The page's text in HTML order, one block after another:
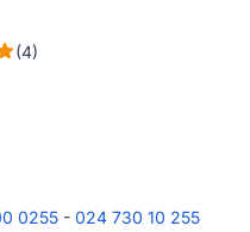
(4)
0255 - 024 730 10 255